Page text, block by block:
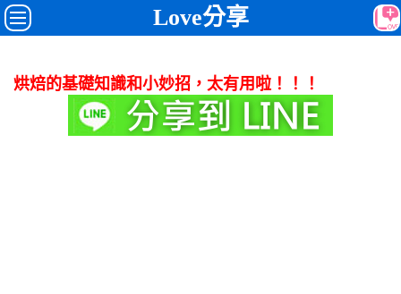
Love分享
烘焙的基礎知識和小妙招，太有用啦！！！